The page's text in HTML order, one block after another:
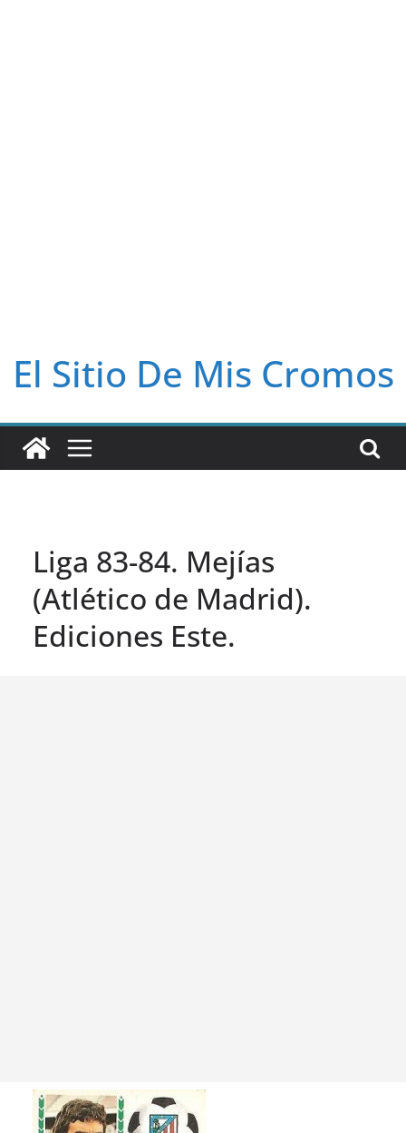
El Sitio De Mis Cromos
Liga 83-84. Mejías
(Atlético de Madrid).
Ediciones Este.